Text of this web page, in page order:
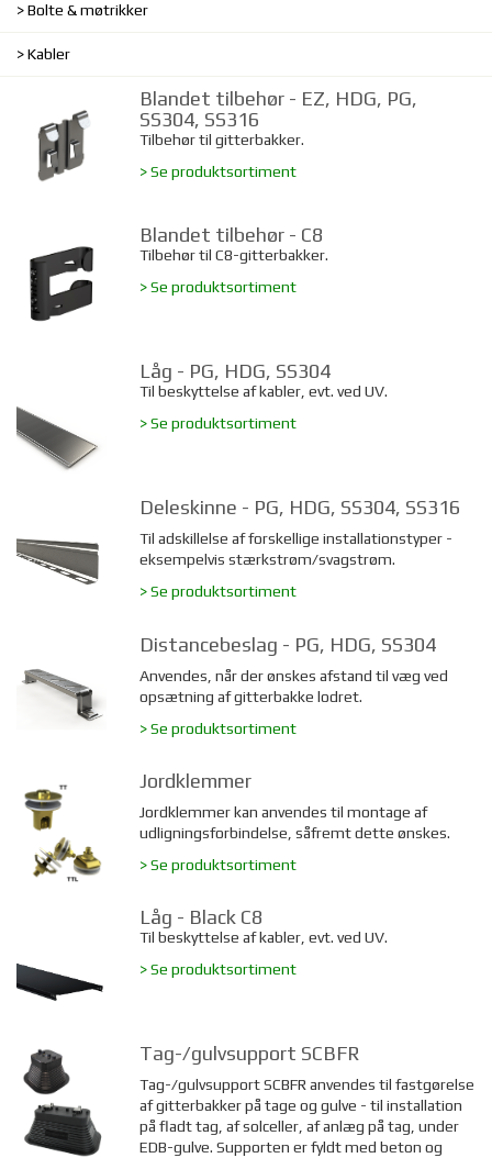
Bolte & møtrikker
Kabler
Blandet tilbehør - EZ, HDG, PG,
SS304, SS316
Tilbehør til gitterbakker.
> Se produktsortiment
Blandet tilbehør - C8
Tilbehør til C8-gitterbakker.
> Se produktsortiment
Låg - PG, HDG, SS304
Til beskyttelse af kabler, evt. ved UV.
> Se produktsortiment
Deleskinne - PG, HDG, SS304, SS316
Til adskillelse af forskellige installationstyper -
eksempelvis stærkstrøm/svagstrøm.
> Se produktsortiment
Distancebeslag - PG, HDG, SS304
Anvendes, når der ønskes afstand til væg ved
opsætning af gitterbakke lodret.
> Se produktsortiment
Jordklemmer
Jordklemmer kan anvendes til montage af
udligningsforbindelse, såfremt dette ønskes.
> Se produktsortiment
Låg - Black C8
Til beskyttelse af kabler, evt. ved UV.
> Se produktsortiment
Tag-/gulvsupport SCBFR
Tag-/gulvsupport SCBFR anvendes til fastgørelse
af gitterbakker på tage og gulve - til installation
på fladt tag, af solceller, af anlæg på tag, under
EDB-gulve. Supporten er fyldt med beton og